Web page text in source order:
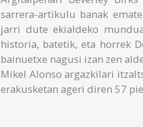
sarrera-artikulu banak
jarri dute ekialdeko
historia, batetik, eta horrek
bainuetxe nagusi izan zen
Mikel Alonso argazkilari
erakusketan ageri diren 57